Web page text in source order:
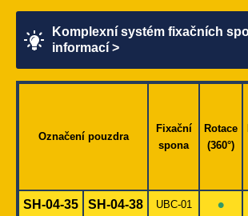
Komplexní systém fixačních
informací >
Označení pouzdra
Fixační
spona
Rotace
(360°)
SH-04-35 SH-04-38 UBC-01 •